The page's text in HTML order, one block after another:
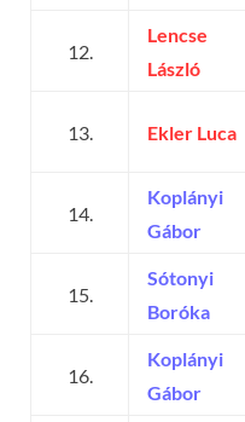
12.
Lencse
László
13. Ekler Luca
14.
Koplányi
Gábor
15.
Sótonyi
Boróka
16.
Koplányi
Gábor